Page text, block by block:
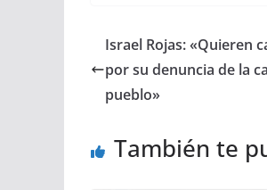
Israel Rojas: «Quieren
por su denuncia de la
pueblo»
También te